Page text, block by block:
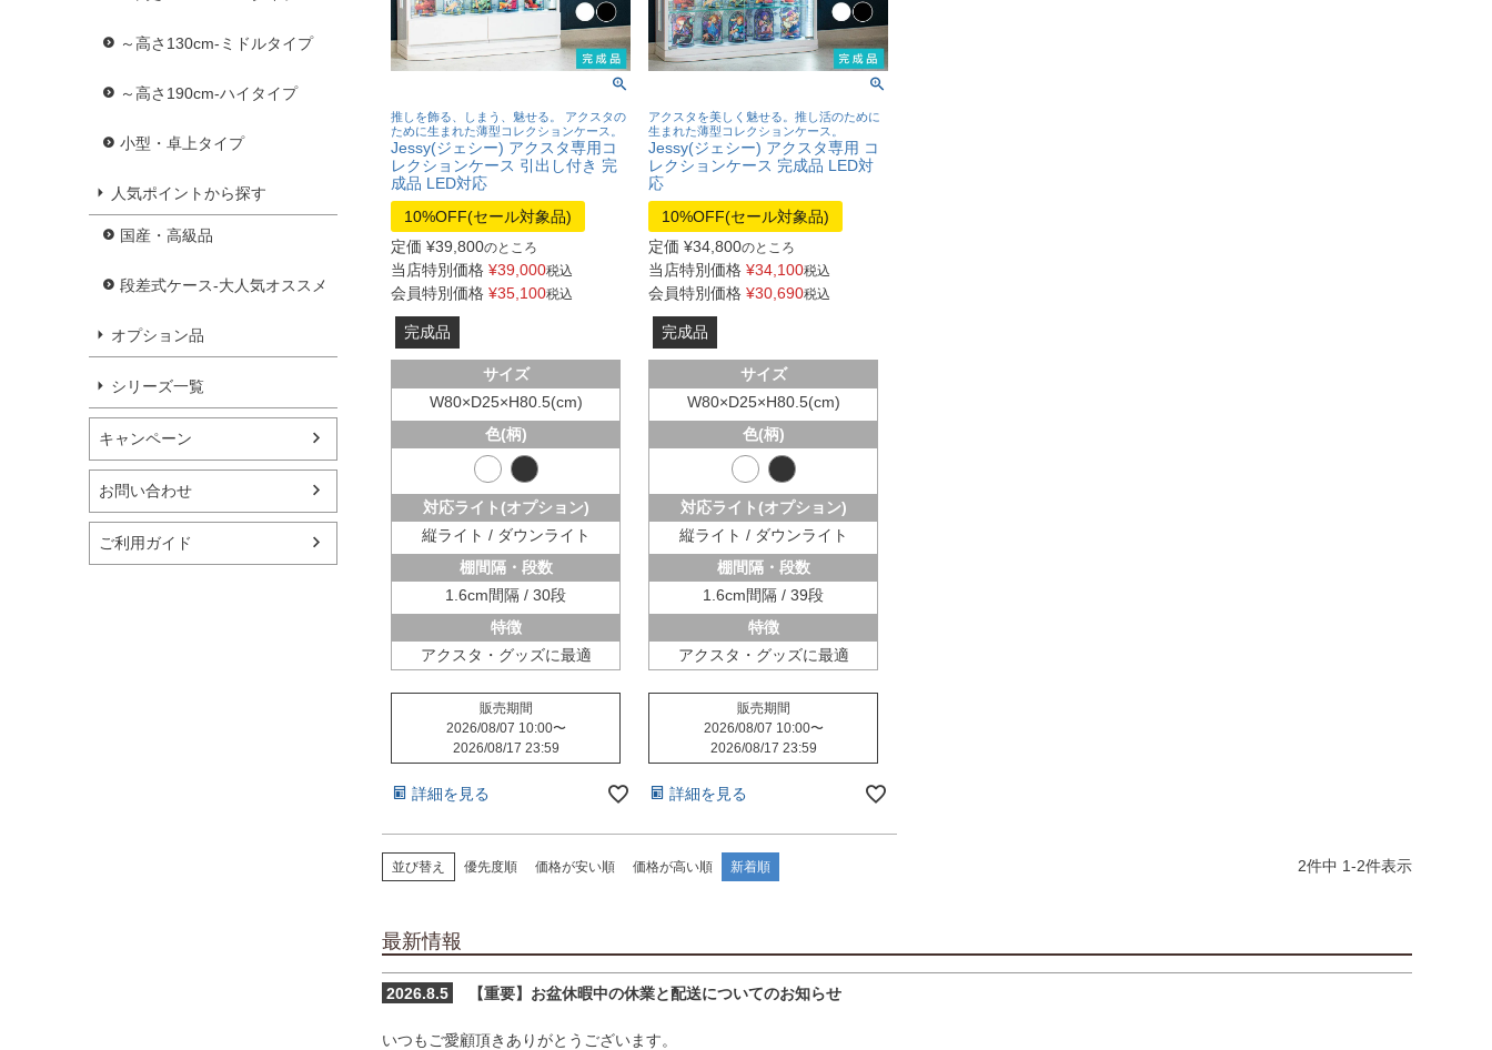
～高さ130cm-ミドルタイプ
～高さ190cm-ハイタイプ
小型・卓上タイプ
人気ポイントから探す
国産・高級品
段差式ケース-大人気オススメ
オプション品
シリーズ一覧
リリィ
キャンペーン
お問い合わせ
ご利用ガイド
推しを飾る、しまう、魅せる。 アクスタの
ために生まれた薄型コレクションケース。
Jessy(ジェシー) アクスタ専用コ
レクションケース 引出し付き 完
成品 LED対応
10%OFF(セール対象品)
定価 ¥39,800のところ
当店特別価格 ¥39,000税込
会員特別価格 ¥35,100税込
完成品
サイズ
W80×D25×H80.5(cm)
色(柄)
対応ライト(オプション)
縦ライト / ダウンライト
棚間隔・段数
1.6cm間隔 / 30段
特徴
アクスタ・グッズに最適
販売期間
2026/08/07 10:00〜
2026/08/17 23:59
詳細を見る
アクスタを美しく魅せる。推し活のために
生まれた薄型コレクションケース。
Jessy(ジェシー) アクスタ専用 コ
レクションケース 完成品 LED対
応
10%OFF(セール対象品)
定価 ¥34,800のところ
当店特別価格 ¥34,100税込
会員特別価格 ¥30,690税込
完成品
サイズ
W80×D25×H80.5(cm)
色(柄)
対応ライト(オプション)
縦ライト / ダウンライト
棚間隔・段数
1.6cm間隔 / 39段
特徴
アクスタ・グッズに最適
販売期間
2026/08/07 10:00〜
2026/08/17 23:59
詳細を見る
並び替え 優先度順 価格が安い順 価格が高い順 新着順 2件中 1-2件表示
最新情報
2026.8.5 【重要】お盆休暇中の休業と配送についてのお知らせ
いつもご愛顧頂きありがとうございます。